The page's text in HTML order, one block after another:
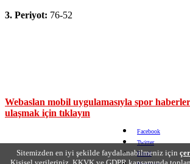
3. Periyot: 76-52
Webaslan mobil uygulamasıyla spor
ulaşmak için tıklayın
Facebook
Twitter
Email
Sitemizden en iyi şekilde faydalanabilmeniz için